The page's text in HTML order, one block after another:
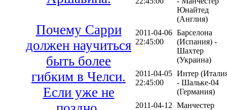
Почему Сарри
должен научиться
быть более
гибким в Челси.
Если уже не
Юнайтед
(Англия)
2011-04-06
22:45:00
Барселона
(Испания) -
Шахтер
(Украина)
2011-04-05
22:45:00
Интер
- Шальке-04
(Германия)
2011-04-12 Манчестер